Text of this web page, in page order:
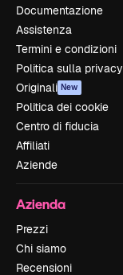
Documentazione
Assistenza
Termini e condizioni
Politica sulla privacy
Originali New
Politica dei cookie
Centro di fiducia
Affiliati
Aziende
Azienda
Prezzi
Chi siamo
Recensioni